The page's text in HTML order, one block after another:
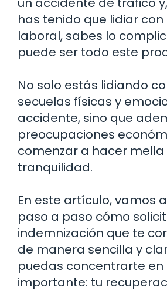
has tenido que lidiar
laboral, sabes lo
puede ser todo este
No solo estás lidiando
secuelas físicas y
accidente, sino que
preocupaciones
comenzar a hacer mella
tranquilidad.
En este artículo, vamos
paso a paso cómo
indemnización que te
de manera sencilla y
puedas concentrarte en
importante: tu